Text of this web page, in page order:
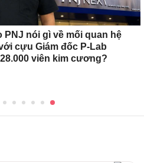
PNJ nói gì về mối quan hệ
cựu Giám đốc P-Lab
viên kim cương?